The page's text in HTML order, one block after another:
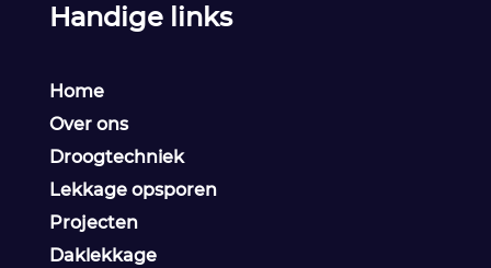
Handige links
Home
Over ons
Droogtechniek
Lekkage opsporen
Projecten
Daklekkage